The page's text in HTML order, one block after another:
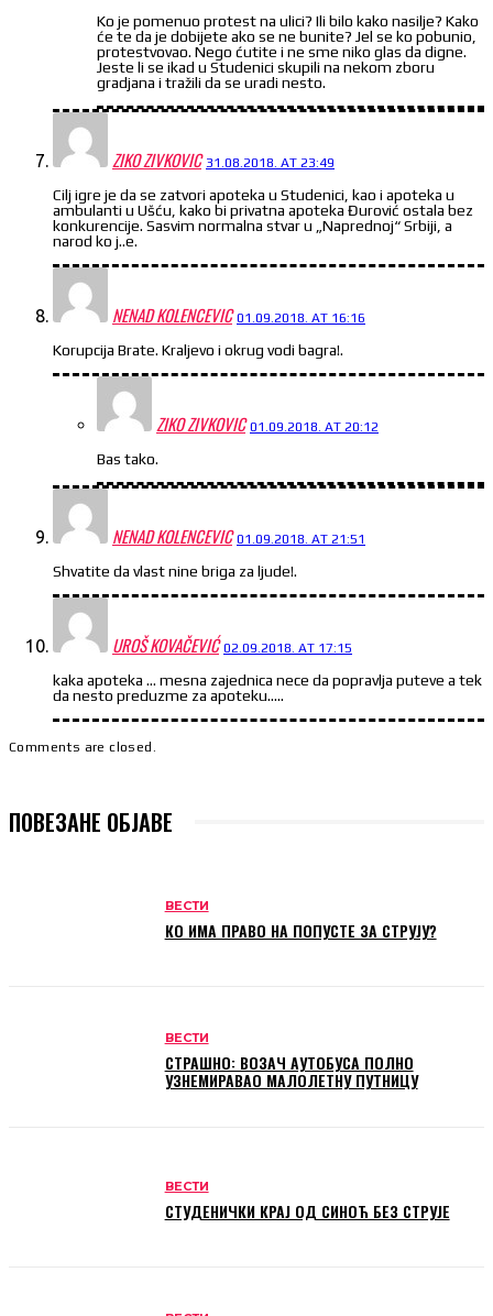
Ko je pomenuo protest na ulici? Ili bilo kako nasilje? Kako
će te da je dobijete ako se ne bunite? Jel se ko pobunio,
protestvovao. Nego ćutite i ne sme niko glas da digne.
Jeste li se ikad u Studenici skupili na nekom zboru
gradjana i tražili da se uradi nesto.
ZIKO ZIVKOVIC 31.08.2018. AT 23:49
Cilj igre je da se zatvori apoteka u Studenici, kao i apoteka u
ambulanti u Ušću, kako bi privatna apoteka Đurović ostala bez
konkurencije. Sasvim normalna stvar u „Naprednoj“ Srbiji, a
narod ko j..e.
NENAD KOLENCEVIC 01.09.2018. AT 16:16
Korupcija Brate. Kraljevo i okrug vodi bagra!.
ZIKO ZIVKOVIC 01.09.2018. AT 20:12
Bas tako.
NENAD KOLENCEVIC 01.09.2018. AT 21:51
Shvatite da vlast nine briga za ljude!.
UROŠ KOVAČEVIĆ 02.09.2018. AT 17:15
kaka apoteka … mesna zajednica nece da popravlja puteve a tek
da nesto preduzme za apoteku…..
Comments are closed.
ПОВЕЗАНЕ ОБЈАВЕ
ВЕСТИ
КО ИМА ПРАВО НА ПОПУСТЕ ЗА СТРУЈУ?
ВЕСТИ
СТРАШНО: ВОЗАЧ АУТОБУСА ПОЛНО
УЗНЕМИРАВАО МАЛОЛЕТНУ ПУТНИЦУ
ВЕСТИ
СТУДЕНИЧКИ КРАЈ ОД СИНОЋ БЕЗ СТРУЈЕ